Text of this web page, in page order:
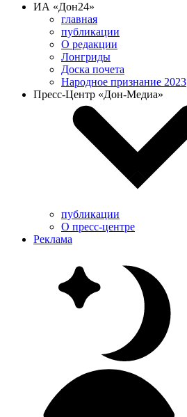
ИА «Дон24»
главная
публикации
О редакции
Лонгриды
Доска почета
Народное признание 2023
Пресс-Центр «Дон-Медиа»
публикации
О пресс-центре
Реклама